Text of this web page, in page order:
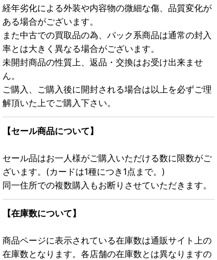
経年劣化による外装や内容物の微細な傷、品質変化が
ある場合がございます。
また中古での買取品の為、パック系商品は通常の封入
率とは大きく異なる場合がございます。
未開封商品の性質上、返品・交換はお受け出来ませ
ん。
ご購入、ご購入後に開封される場合は以上を必ずご理
解頂いた上でご購入下さい。
【セール商品について】
セール品はお一人様がご購入いただける数に限数がご
ざいます。(カードは1種につき1点まで。)
同一住所での複数購入もお断りさせていただきます。
【在庫数について】
商品ページに表示されている在庫数は通販サイト上の
在庫数となります。各店舗の在庫数とは異なりますの